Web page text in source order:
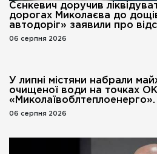
Сєнкевич доручив
дорогах Миколаєва до
автодоріг» заявили про
06 серпня 2026
У липні містяни набрали
очищеної води на точках
«Миколаївоблтеплоенерго».
06 серпня 2026